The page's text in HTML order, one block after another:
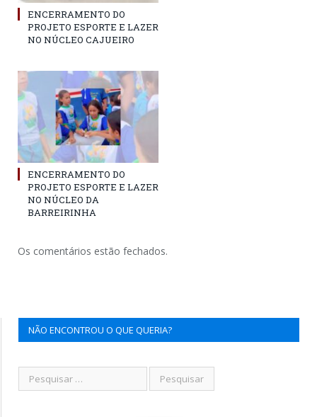
ENCERRAMENTO DO
PROJETO ESPORTE E LAZER
NO NÚCLEO CAJUEIRO
ENCERRAMENTO DO
PROJETO ESPORTE E LAZER
NO NÚCLEO DA
BARREIRINHA
Os comentários estão fechados.
NÃO ENCONTROU O QUE QUERIA?